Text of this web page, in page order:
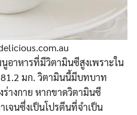
อาหารที่มีวิตามินซีสูงเพราะใน
มก. วิตามินนี้มีบทบาท
างกาย หากขาดวิตามินซี
เจนซึ่งเป็นโปรตีนที่จำเป็น